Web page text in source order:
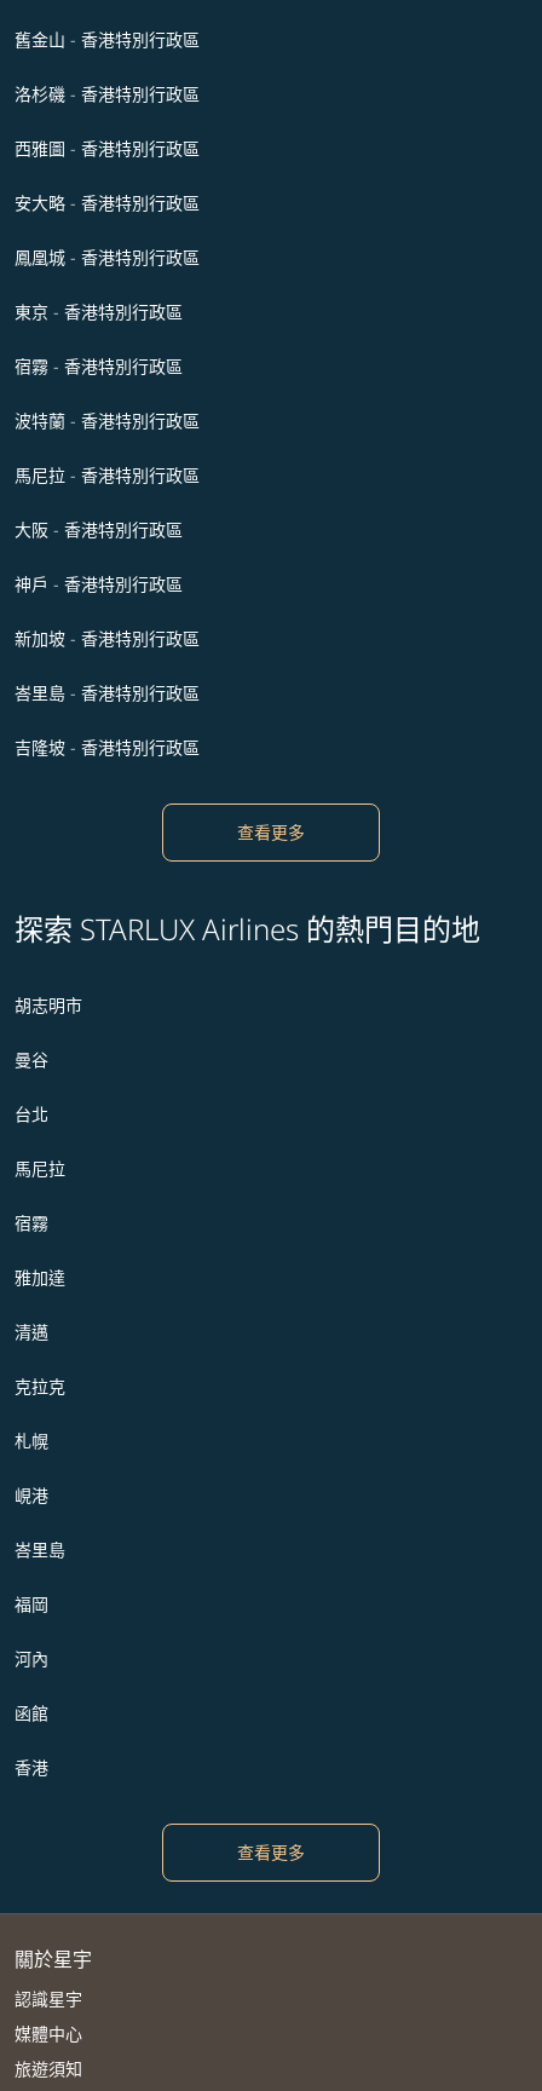
舊金山 - 香港特別行政區
洛杉磯 - 香港特別行政區
西雅圖 - 香港特別行政區
安大略 - 香港特別行政區
鳳凰城 - 香港特別行政區
東京 - 香港特別行政區
宿霧 - 香港特別行政區
波特蘭 - 香港特別行政區
馬尼拉 - 香港特別行政區
大阪 - 香港特別行政區
神戶 - 香港特別行政區
新加坡 - 香港特別行政區
峇里島 - 香港特別行政區
吉隆坡 - 香港特別行政區
查看更多
探索 STARLUX Airlines 的熱門目的地
胡志明市
曼谷
台北
馬尼拉
宿霧
雅加達
清邁
克拉克
札幌
峴港
峇里島
福岡
河內
函館
香港
查看更多
關於星宇
認識星宇
媒體中心
旅遊須知